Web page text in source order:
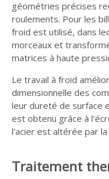
géométries précises
roulements. Pour les
froid est utilisé, dans
morceaux et
matrices à haute
Le travail à froid
dimensionnelle des
leur dureté de surface
est obtenu grâce à
l'acier est altérée par
Traitement